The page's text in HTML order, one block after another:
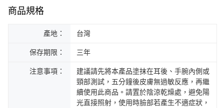
商品規格
產地： 台灣
保存期限： 三年
注意事項：
建議請先將本產品塗抹在耳後、手腕內側或
頸部測試，五分鐘後皮膚無過敏反應，再繼
續使用此商品。請置於陰涼乾燥處，避免陽
光直接照射，使用時臉部若產生不適症狀，